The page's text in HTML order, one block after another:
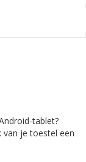
tablet?
van je toestel een